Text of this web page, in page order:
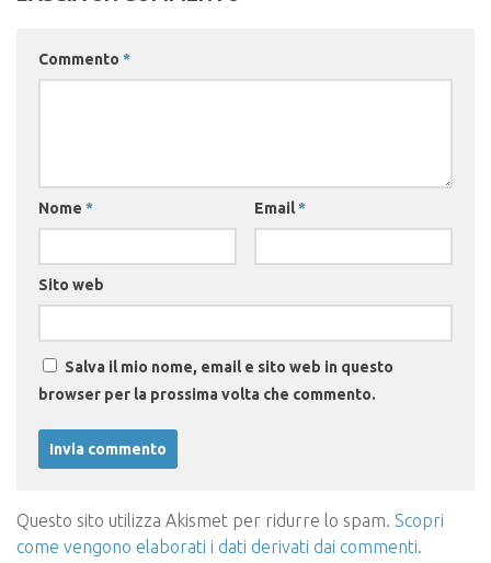
Commento *
Nome * Email*
Sito web
Salva il mio nome, email e sito web in questo
browser per la prossima volta che commento.
Questo sito utilizza Akismet per ridurre lo spam. Scopri
come vengono elaborati i dati derivati dai commenti.